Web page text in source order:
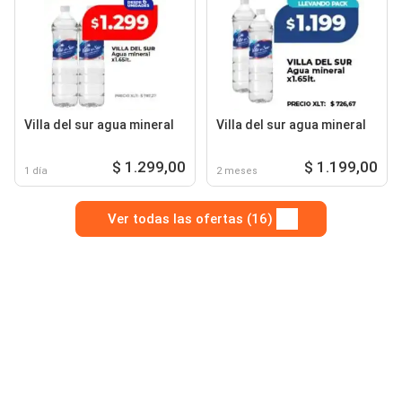
Villa del sur agua mineral
1 día $ 1.299,00
Villa del sur agua mineral
2 meses $ 1.199,00
Ver todas las ofertas (16)